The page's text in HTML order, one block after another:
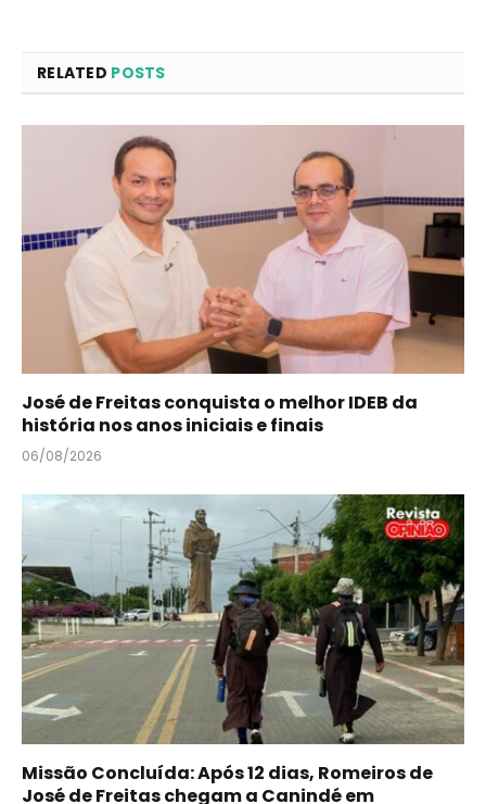
RELATED POSTS
José de Freitas conquista o melhor IDEB da
história nos anos iniciais e finais
06/08/2026
Missão Concluída: Após 12 dias, Romeiros de
José de Freitas chegam a Canindé em